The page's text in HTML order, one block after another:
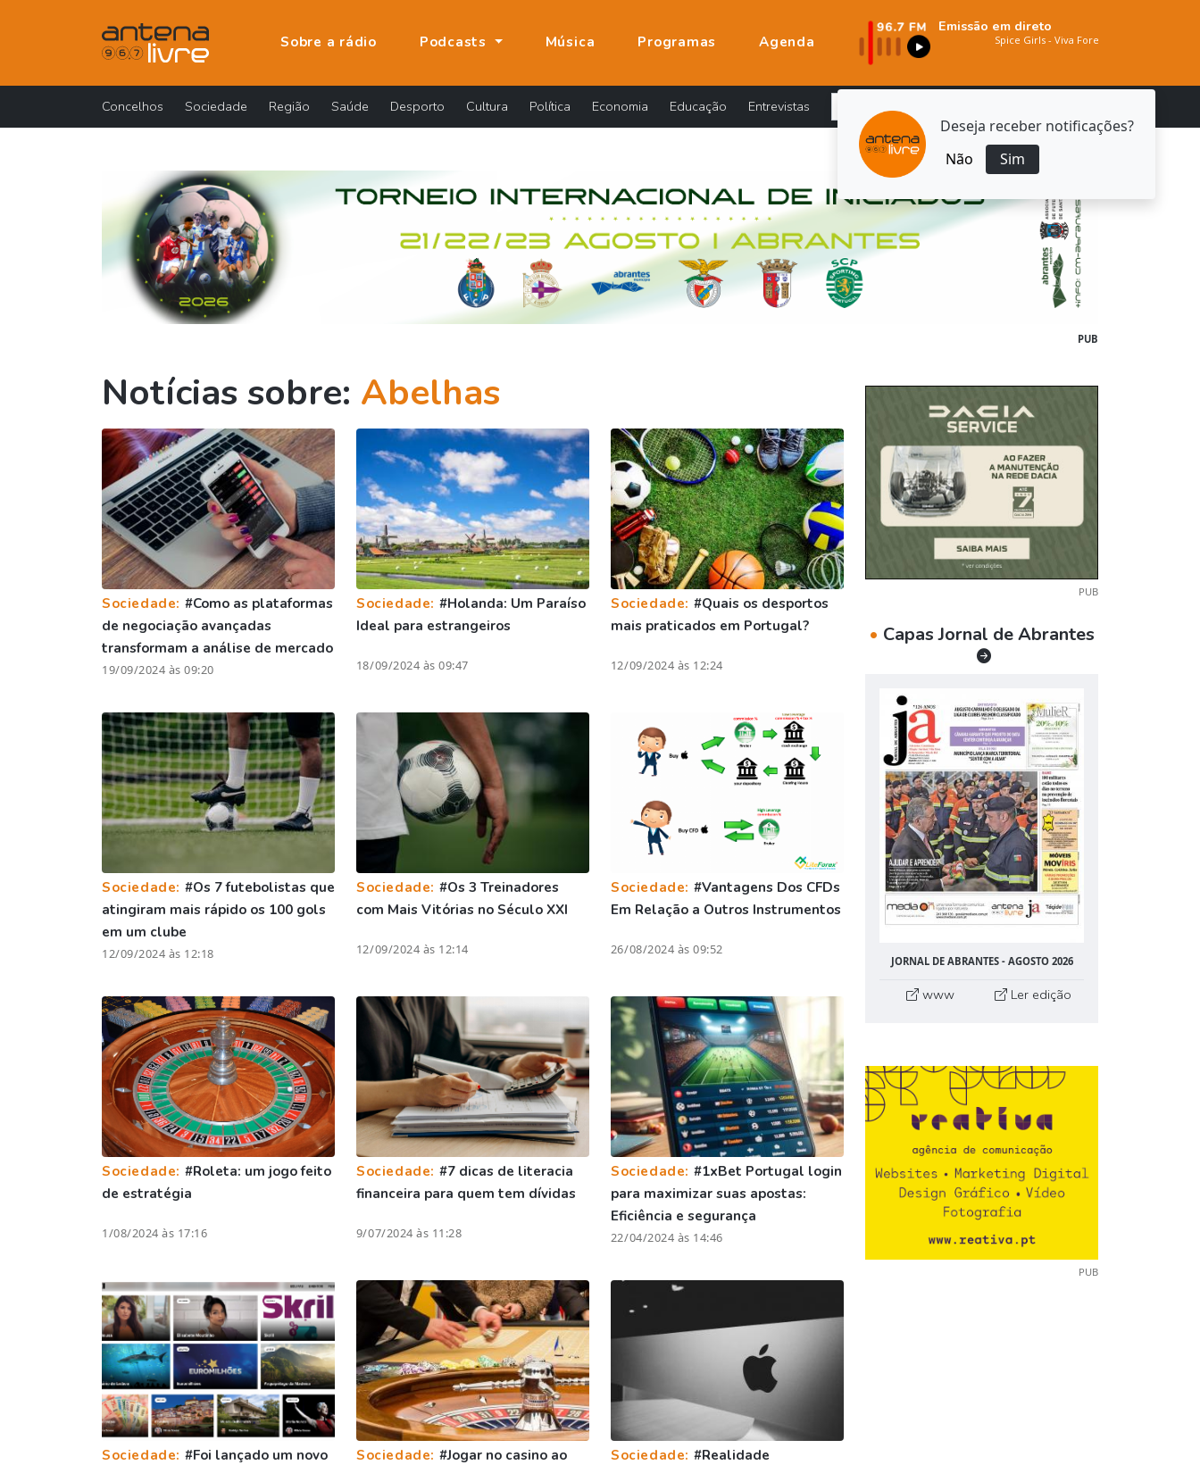
Deseja receber notificações?
Não
Sim
Sobre a rádio Podcasts Música Programas Agenda
Emissão em direto
Concelhos Sociedade Região Saúde Desporto Cultura Política Economia Educação Entrevistas
PUB
Notícias sobre: Abelhas
Sociedade: #Como as plataformas
de negociação avançadas
transformam a análise de mercado
19/09/2024 às 09:20
Sociedade: #Holanda: Um Paraíso
Ideal para estrangeiros
18/09/2024 às 09:47
Sociedade: #Quais os desportos
mais praticados em Portugal?
12/09/2024 às 12:24
Sociedade: #Os 7 futebolistas que
atingiram mais rápido os 100 gols
em um clube
12/09/2024 às 12:18
Sociedade: #Os 3 Treinadores
com Mais Vitórias no Século XXI
12/09/2024 às 12:14
Sociedade: #Vantagens Dos CFDs
Em Relação a Outros Instrumentos
26/08/2024 às 09:52
Sociedade: #Roleta: um jogo feito
de estratégia
1/08/2024 às 17:16
Sociedade: #7 dicas de literacia
financeira para quem tem dívidas
9/07/2024 às 11:28
Sociedade: #1xBet Portugal login
para maximizar suas apostas:
Eficiência e segurança
22/04/2024 às 14:46
Sociedade: #Foi lançado um novo
Sociedade: #Jogar no casino ao
Sociedade: #Realidade
PUB
• Capas Jornal de Abrantes
JORNAL DE ABRANTES - AGOSTO 2026
www Ler edição
PUB